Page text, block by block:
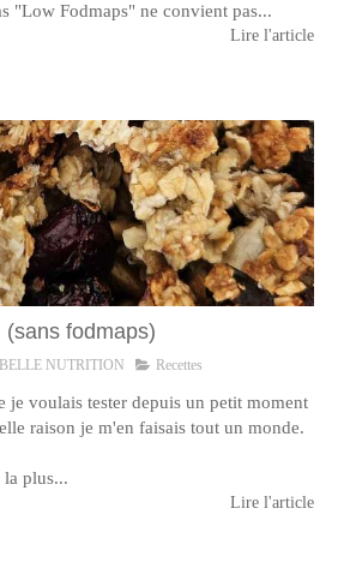
"Low Fodmaps" ne convient pas...
Lire l'article
fodmaps)
NUTRITION Recettes
je voulais tester depuis un petit moment
raison je m'en faisais tout un monde.
la plus...
Lire l'article